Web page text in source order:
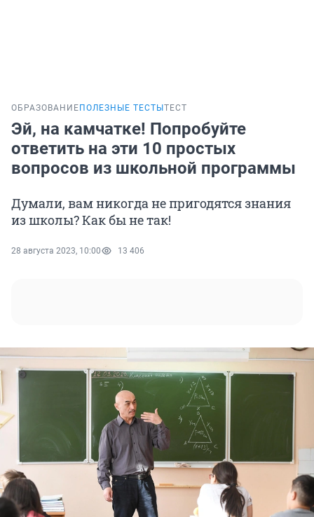
ОБРАЗОВАНИЕ ПОЛЕЗНЫЕ ТЕСТЫ ТЕСТ
Эй, на камчатке! Попробуйте
ответить на эти 10 простых
вопросов из школьной программы
Думали, вам никогда не пригодятся знания
из школы? Как бы не так!
28 августа 2023, 10:00 13 406